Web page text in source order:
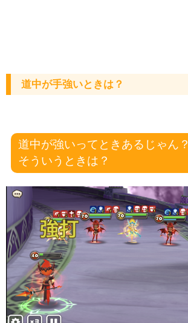
道中が手強いときは？
道中が強いってときあるじゃん？
そういうときは？